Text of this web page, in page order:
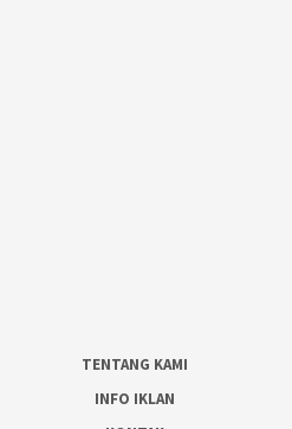
TENTANG KAMI
INFO IKLAN